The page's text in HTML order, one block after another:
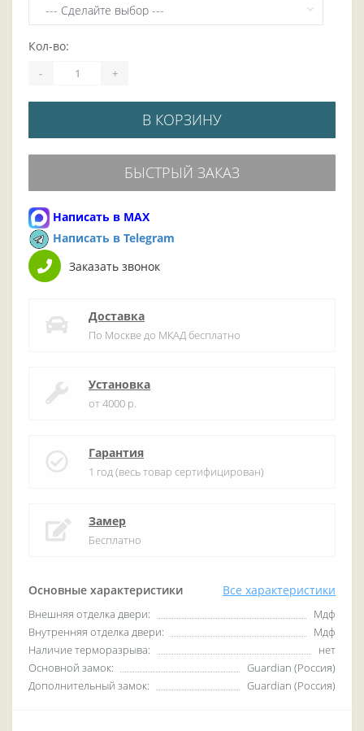
Основные характеристики Все характеристики
Внешняя отделка двери:
Мдф
Внутренняя отделка двери:
Мдф
Наличие терморазрыва:
нет
Основной замок:
Guardian (Россия)
Дополнительный замок:
Guardian (Россия)
Кол-во:
- +
В КОРЗИНУ
БЫСТРЫЙ ЗАКАЗ
Написать в MAX
Написать в Telegram
Заказать звонок
Доставка
По Москве до МКАД бесплатно
Установка
от 4000 р.
Гарантия
1 год (весь товар сертифицирован)
Замер
Бесплатно